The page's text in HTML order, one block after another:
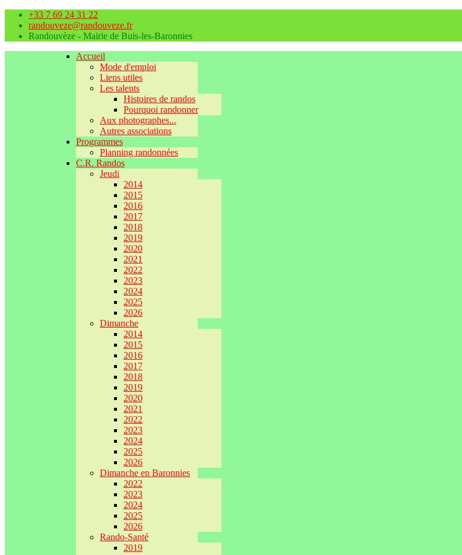
+33 7 69 24 31 22
randouveze@randouveze.fr
Randouvèze - Mairie de Buis-les-Baronnies
Accueil
Mode d'emploi
Liens utiles
Les talents
Histoires de randos
Pourquoi randonner
Aux photographes...
Autres associations
Programmes
Planning randonnées
C.R. Randos
Jeudi
2014
2015
2016
2017
2018
2019
2020
2021
2022
2023
2024
2025
2026
Dimanche
2014
2015
2016
2017
2018
2019
2020
2021
2022
2023
2024
2025
2026
Dimanche en Baronnies
2022
2023
2024
2025
2026
Rando-Santé
2019